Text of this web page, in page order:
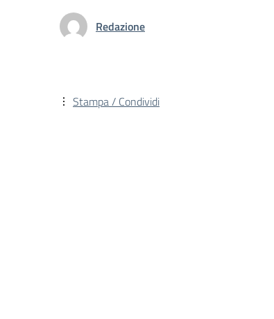
Redazione
Stampa / Condividi